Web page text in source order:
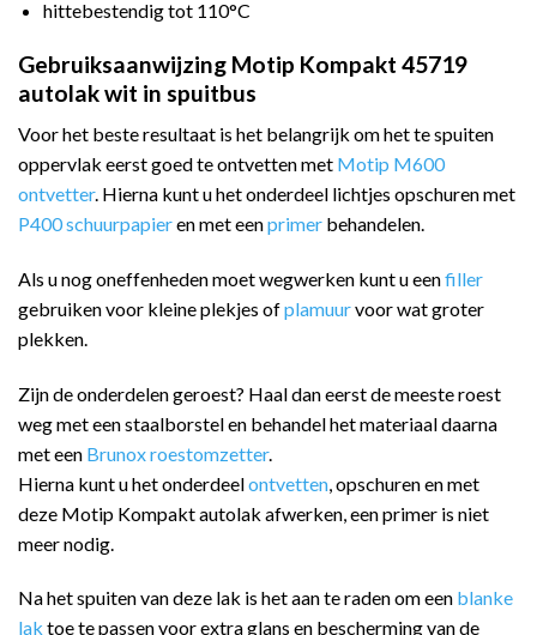
hittebestendig tot 110°C
Gebruiksaanwijzing Motip Kompakt 45719
autolak wit in spuitbus
Voor het beste resultaat is het belangrijk om het te spuiten
oppervlak eerst goed te ontvetten met Motip M600
ontvetter. Hierna kunt u het onderdeel lichtjes opschuren met
P400 schuurpapieren met eenprimer behandelen.
Als u nog oneffenheden moet wegwerken kunt u eenfiller
gebruiken voor kleine plekjes ofplamuurvoor wat groter
plekken.
Zijn de onderdelen geroest? Haal dan eerst de meeste roest
weg met een staalborstel en behandel het materiaal daarna
met een Brunox roestomzetter.
Hierna kunt u het onderdeelontvetten , opschuren en met
deze Motip Kompakt autolak afwerken, een primer is niet
meer nodig.
Na het spuiten van deze lak is het aan te raden om een blanke
lak toe te passen voor extra glans en bescherming van de